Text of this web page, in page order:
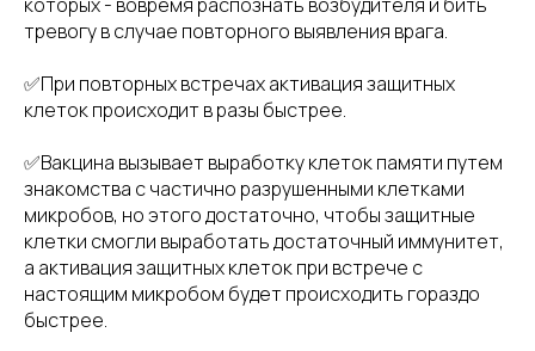
тревогу в случае повторного выявления врага.
✅При повторных встречах активация защитных
клеток происходит в разы быстрее.
✅Вакцина вызывает выработку клеток памяти путем
знакомства с частично разрушенными клетками
микробов, но этого достаточно, чтобы защитные
клетки смогли выработать достаточный иммунитет,
а активация защитных клеток при встрече с
настоящим микробом будет происходить гораздо
быстрее.